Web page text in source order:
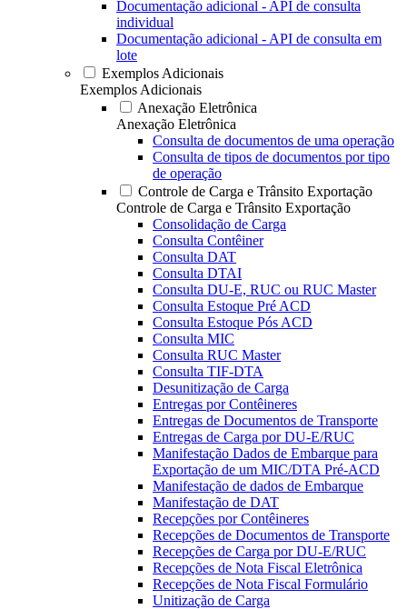
Documentação adicional - API de consulta
individual
Documentação adicional - API de consulta em
lote
Exemplos Adicionais
Exemplos Adicionais
Anexação Eletrônica
Anexação Eletrônica
Consulta de documentos de uma operação
Consulta de tipos de documentos por tipo
de operação
Controle de Carga e Trânsito Exportação
Controle de Carga e Trânsito Exportação
Consolidação de Carga
Consulta Contêiner
Consulta DAT
Consulta DTAI
Consulta DU-E, RUC ou RUC Master
Consulta Estoque Pré ACD
Consulta Estoque Pós ACD
Consulta MIC
Consulta RUC Master
Consulta TIF-DTA
Desunitização de Carga
Entregas por Contêineres
Entregas de Documentos de Transporte
Entregas de Carga por DU-E/RUC
Manifestação Dados de Embarque para
Exportação de um MIC/DTA Pré-ACD
Manifestação de dados de Embarque
Manifestação de DAT
Recepções por Contêineres
Recepções de Documentos de Transporte
Recepções de Carga por DU-E/RUC
Recepções de Nota Fiscal Eletrônica
Recepções de Nota Fiscal Formulário
Unitização de Carga